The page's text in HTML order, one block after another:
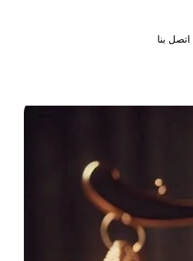
اتصل بنا